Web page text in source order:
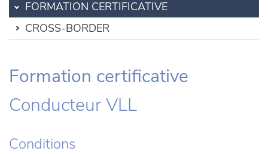
FORMATION CERTIFICATIVE
CROSS-BORDER
Formation certificative
Conducteur VLL
Conditions